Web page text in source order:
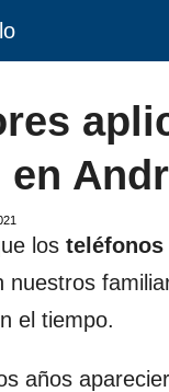
en
los
nuestros
el tiempo.
años